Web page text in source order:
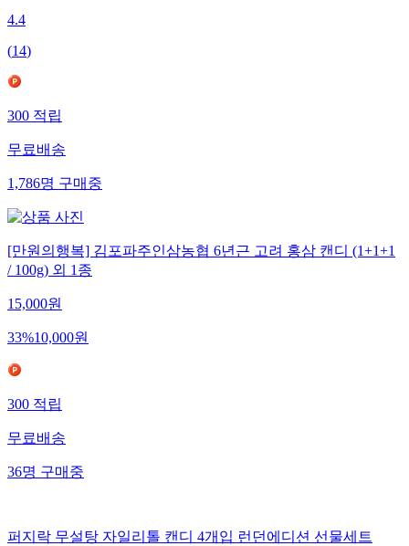
4.4
(14)
300적립
무료배송
1,786명구매중
[만원의행복] 김포파주인삼농협 6년근 고려 홍삼 캔디 (1+1+1
/ 100g) 외 1종
15,000원
33%10,000원
300적립
무료배송
36명구매중
퍼지락 무설탕 자일리톨 캔디 4개입 런던에디션 선물세트